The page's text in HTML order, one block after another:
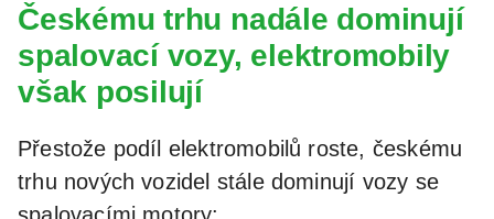
Českému trhu nadále dominují
spalovací vozy, elektromobily
však posilují
Přestože podíl elektromobilů roste, českému
trhu nových vozidel stále dominují vozy se